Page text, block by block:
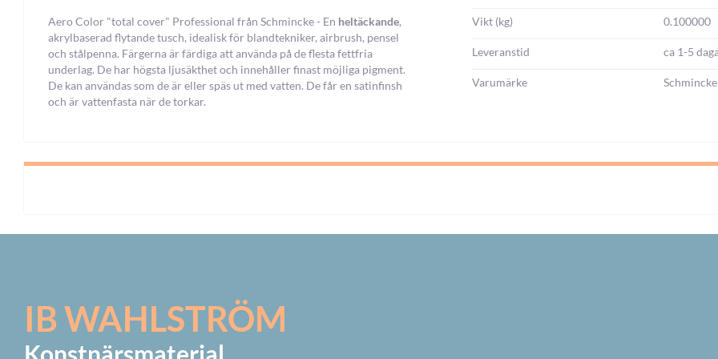
Aero Color "total cover" Professional från Schmincke - En heltäckande,
akrylbaserad flytande tusch, idealisk för blandtekniker, airbrush, pensel
och stålpenna. Färgerna är färdiga att använda på de flesta fettfria
underlag. De har högsta ljusäkthet och innehåller finast möjliga pigment.
De kan användas som de är eller späs ut med vatten. De får en satinfinsh
och är vattenfasta när de torkar.
Vikt (kg) 0.100000
Leveranstid ca 1-5
Varumärke Schmincke
IB WAHLSTRÖM